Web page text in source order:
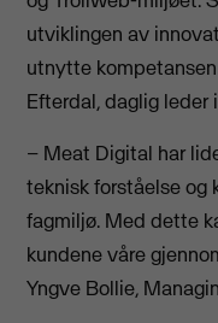
utviklingen av
utnytte
Efterdal, daglig leder
– Meat Digital har
teknisk forståelse og
fagmiljø. Med dette
kundene våre
Yngve Bollie,